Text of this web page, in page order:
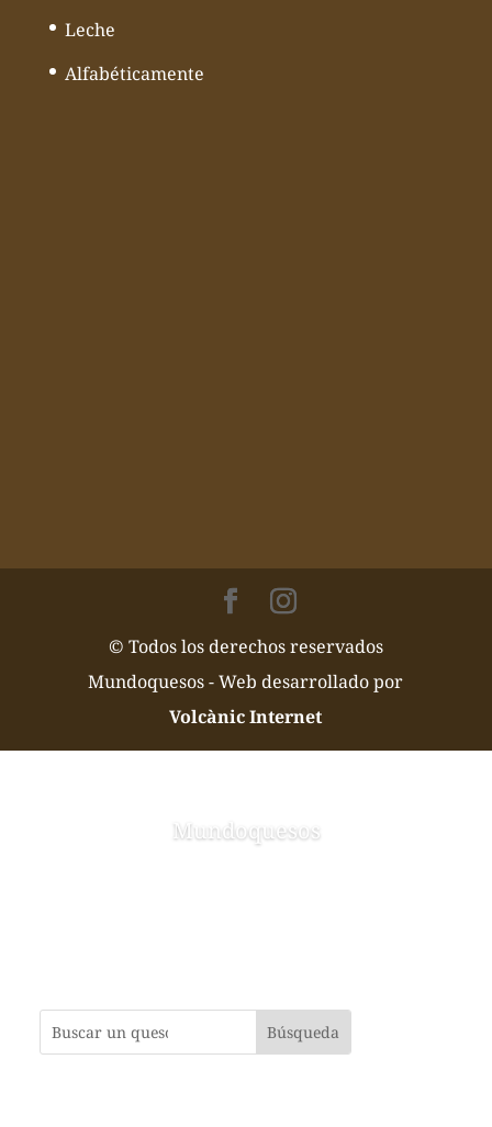
Leche
Alfabéticamente
© Todos los derechos reservados
Mundoquesos - Web desarrollado por
Volcànic Internet
Mundoquesos